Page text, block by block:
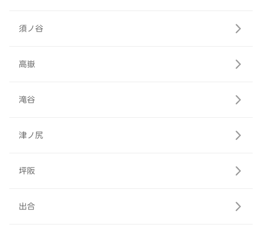
須ノ谷
高嶽
滝谷
津ノ尻
坪阪
出合